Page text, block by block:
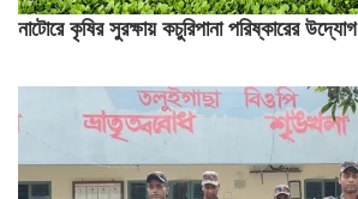
নাটোরে কৃষির সুরক্ষায় কচুরিপানা পরিষ্কারের উদ্যোগ